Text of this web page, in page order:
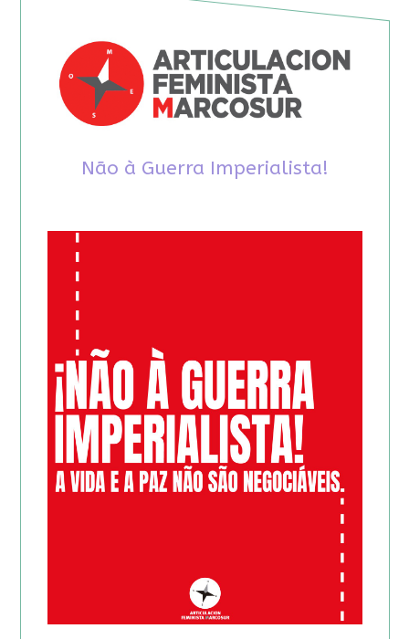
Não à Guerra Imperialista!